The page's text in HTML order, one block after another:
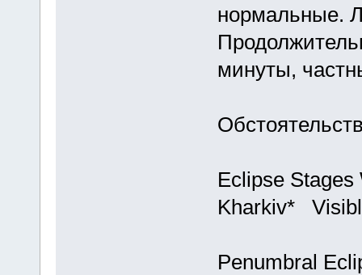
нормальные.
минуты,
Eclipse
Kharkiv*
Penumbral